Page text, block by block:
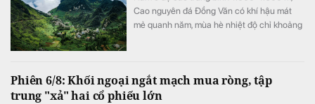
Cao nguyên đá Đồng Văn có khí hậu mát
mẻ quanh năm, mùa hè nhiệt độ chỉ khoảng
Phiên 6/8: Khối ngoại ngắt mạch mua ròng, tập
trung "xả" hai cổ phiếu lớn